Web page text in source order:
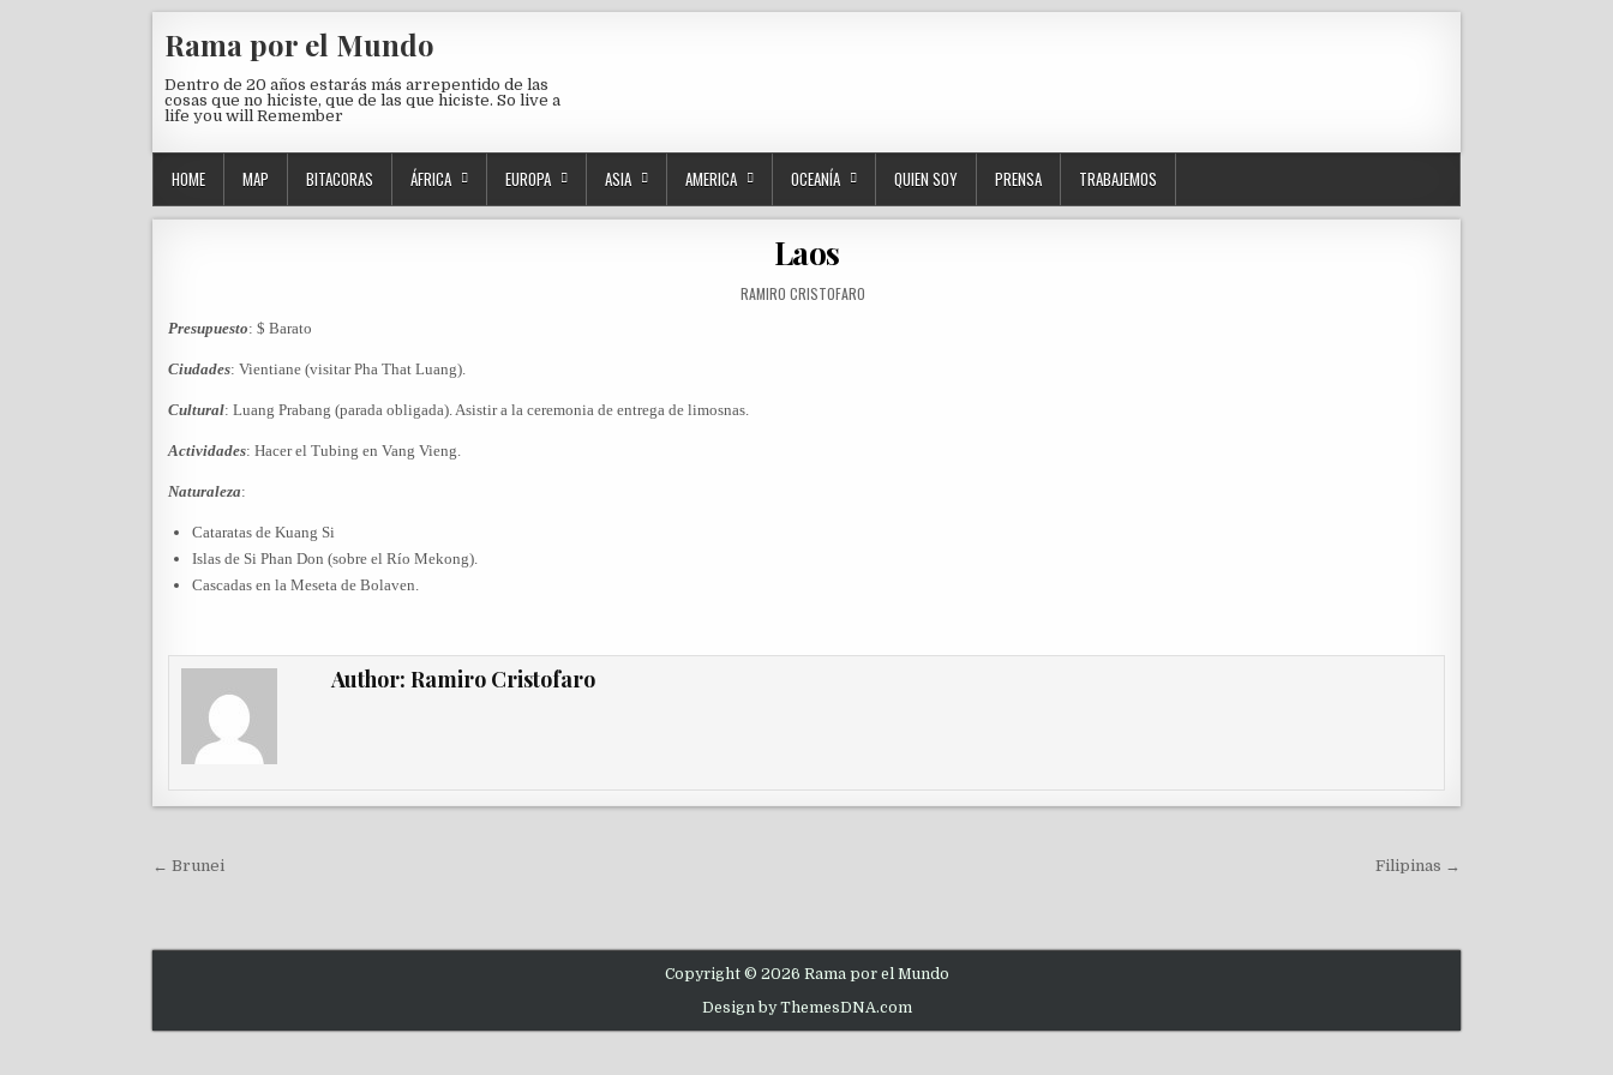
Rama por el Mundo
Dentro de 20 años estarás más arrepentido de las
cosas que no hiciste, que de las que hiciste. So live a
life you will Remember
HOME MAP BITACORAS ÁFRICA EUROPA ASIA AMERICA OCEANÍA QUIEN SOY PRENSA TRABAJEMOS
Laos
AUTHOR:
RAMIRO CRISTOFARO
Presupuesto: $ Barato
Ciudades: Vientiane (visitar Pha That Luang).
Cultural: Luang Prabang (parada obligada). Asistir a la ceremonia de entrega de limosnas.
Actividades: Hacer el Tubing en Vang Vieng.
Naturaleza:
Cataratas de Kuang Si
Islas de Si Phan Don (sobre el Río Mekong).
Cascadas en la Meseta de Bolaven.
Author:Ramiro Cristofaro
Navegación de entradas
← Brunei Filipinas →
Copyright © 2026 Rama por el Mundo
Design by ThemesDNA.com